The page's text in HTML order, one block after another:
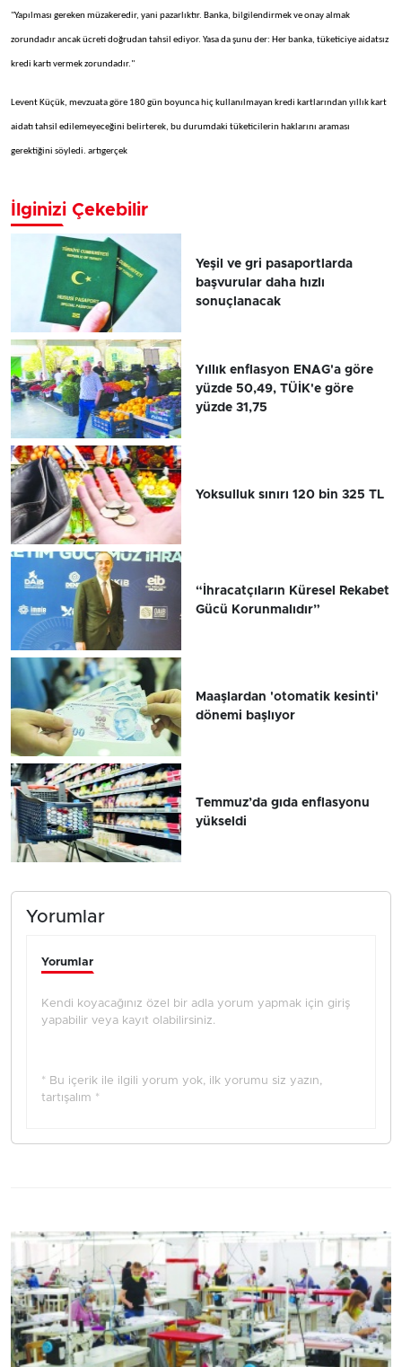
"Yapılması gereken müzakeredir, yani pazarlıktır. Banka, bilgilendirmek ve onay almak
zorundadır ancak ücreti doğrudan tahsil ediyor. Yasa da şunu der: Her banka, tüketiciye aidatsız
kredi kartı vermek zorundadır."
Levent Küçük, mevzuata göre 180 gün boyunca hiç kullanılmayan kredi kartlarından yıllık kart
aidatı tahsil edilemeyeceğini belirterek, bu durumdaki tüketicilerin haklarını araması
gerektiğini söyledi. artıgerçek
İlginizi Çekebilir
Yeşil ve gri pasaportlarda
başvurular daha hızlı
sonuçlanacak
Yıllık enflasyon ENAG'a göre
yüzde 50,49, TÜİK'e göre
yüzde 31,75
Yoksulluk sınırı 120 bin 325 TL
“İhracatçıların Küresel Rekabet
Gücü Korunmalıdır”
Maaşlardan 'otomatik kesinti'
dönemi başlıyor
Temmuz’da gıda enflasyonu
yükseldi
Yorumlar
Yorumlar
Kendi koyacağınız özel bir adla yorum yapmak için giriş
yapabilir veya kayıt olabilirsiniz.
* Bu içerik ile ilgili yorum yok, ilk yorumu siz yazın,
tartışalım *